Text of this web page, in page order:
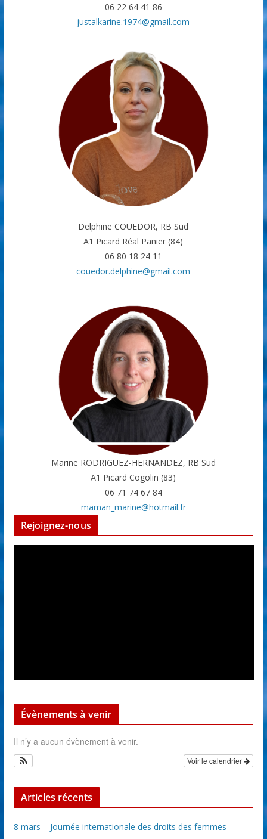
06 22 64 41 86
justalkarine.1974@gmail.com
Delphine COUEDOR, RB Sud
A1 Picard Réal Panier (84)
06 80 18 24 11
couedor.delphine@gmail.com
Marine RODRIGUEZ-HERNANDEZ, RB Sud
A1 Picard Cogolin (83)
06 71 74 67 84
maman_marine@hotmail.fr
Rejoignez-nous
Évènements à venir
Il n’y a aucun évènement à venir.
Voir le calendrier
Articles récents
8 mars – Journée internationale des droits des femmes